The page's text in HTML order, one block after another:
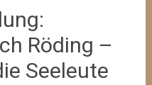
Röding –
Seeleute